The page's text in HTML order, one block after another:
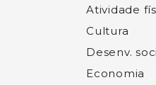
Atividade
Cultura
Desenv.
Economia